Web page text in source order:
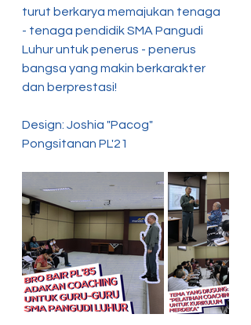
turut berkarya memajukan tenaga
- tenaga pendidik SMA Pangudi
Luhur untuk penerus - penerus
bangsa yang makin berkarakter
dan berprestasi!
Design: Joshia "Pacog"
Pongsitanan PL'21